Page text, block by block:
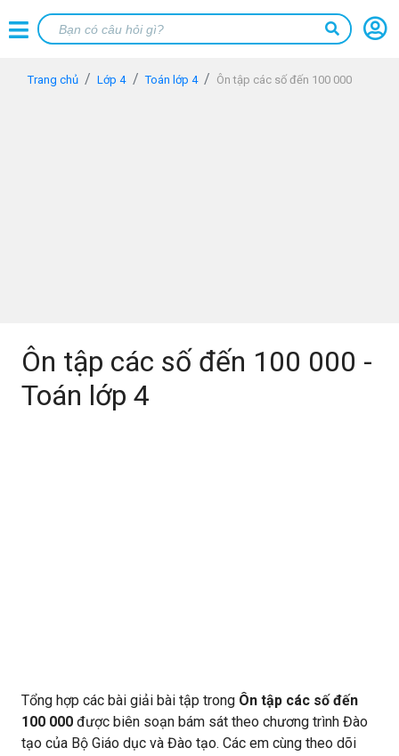
Trang chủ Lớp 4 Toán lớp 4 Ôn tập các số đến 100 000
Ôn tập các số đến 100 000 -
Toán lớp 4
Tổng hợp các bài giải bài tập trong Ôn tập các số đến
100 000 được biên soạn bám sát theo chương trình Đào
tạo của Bộ Giáo dục và Đào tạo. Các em cùng theo dõi